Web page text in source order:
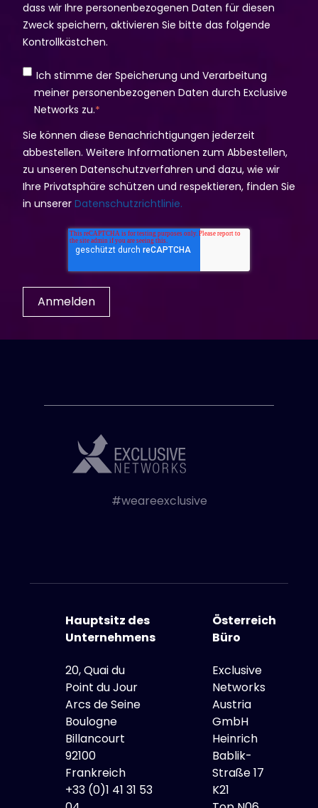
dass wir Ihre personenbezogenen Daten für diesen
Zweck speichern, aktivieren Sie bitte das folgende
Kontrollkästchen.
Ich stimme der Speicherung und Verarbeitung
meiner personenbezogenen Daten durch Exclusive
Networks zu.*
Sie können diese Benachrichtigungen jederzeit
abbestellen. Weitere Informationen zum Abbestellen,
zu unseren Datenschutzverfahren und dazu, wie wir
Ihre Privatsphäre schützen und respektieren, finden Sie
in unserer Datenschutzrichtlinie.
#weareexclusive
Hauptsitz des
Unternehmens
20, Quai du
Point du Jour
Arcs de Seine
Boulogne
Billancourt
92100
Frankreich
+33 (0)1 41 31 53
Österreich
Büro
Exclusive
Networks
Austria
GmbH
Heinrich
Bablik-
Straße 17
K21